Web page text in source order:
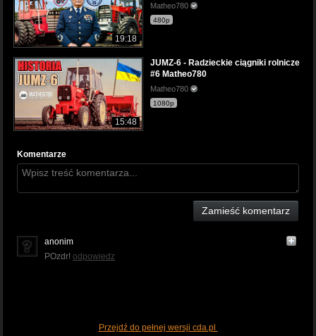
19:18
Matheo780
480p
15:48
JUMZ-6 - Radzieckie ciągniki rolnicze
#6 Matheo780
Matheo780
1080p
Komentarze
Zamieść komentarz
anonim
POzdr! odpowiedz
Przejdź do pełnej wersji cda.pl